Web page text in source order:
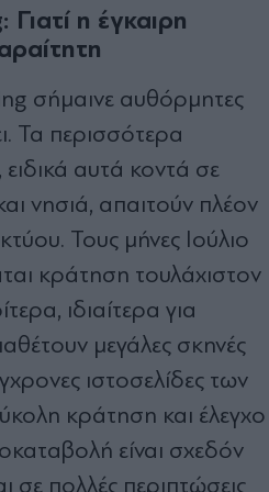
η έγκαιρη
σήμαινε αυθόρμητες
Τα περισσότερα
αυτά κοντά σε
νησιά, απαιτούν πλέον
Τους μήνες Ιούλιο
κράτηση τουλάχιστον
ιδιαίτερα για
μεγάλες σκηνές
ιστοσελίδες των
κράτηση και έλεγχο
είναι σχεδόν
σε πολλές περιπτώσεις